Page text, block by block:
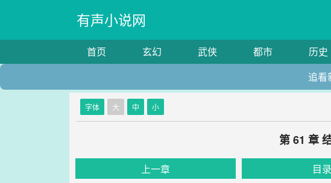
有声小说网
首页 玄幻 武侠 都市 历史
追看
字体 大 中 小
第 61 章
上一章 目录